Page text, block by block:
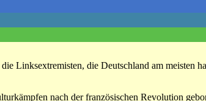
Linksextremisten, die Deutschland am meisten
nach der französischen Revolution